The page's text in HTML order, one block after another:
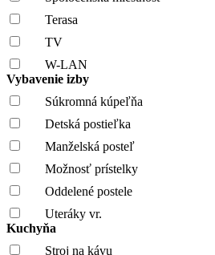
Terasa
TV
W-LAN
Vybavenie izby
Súkromná kúpeľňa
Detská postieľka
Manželská posteľ
Možnosť prístelky
Oddelené postele
Uteráky vr.
Kuchyňa
Stroj na kávu